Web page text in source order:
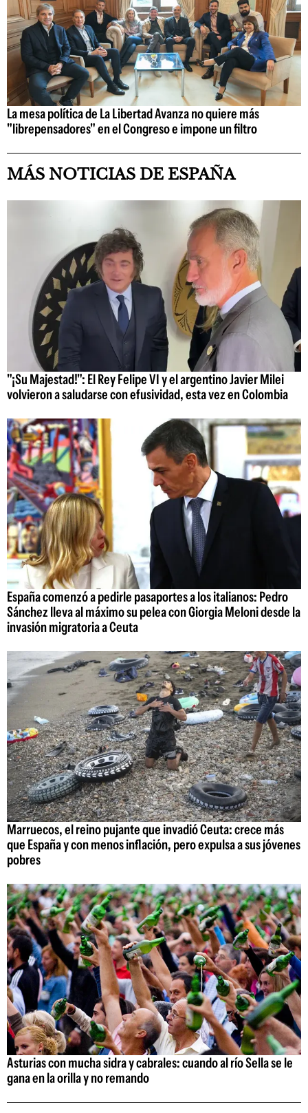
La mesa política de La Libertad Avanza no quiere más
"librepensadores" en el Congreso e impone un filtro
MÁS NOTICIAS DE ESPAÑA
"¡Su Majestad!": El Rey Felipe VI y el argentino Javier Milei
volvieron a saludarse con efusividad, esta vez en Colombia
España comenzó a pedirle pasaportes a los italianos: Pedro
Sánchez lleva al máximo su pelea con Giorgia Meloni desde la
invasión migratoria a Ceuta
Marruecos, el reino pujante que invadió Ceuta: crece más
que España y con menos inflación, pero expulsa a sus jóvenes
pobres
Asturias con mucha sidra y cabrales: cuando al río Sella se le
gana en la orilla y no remando